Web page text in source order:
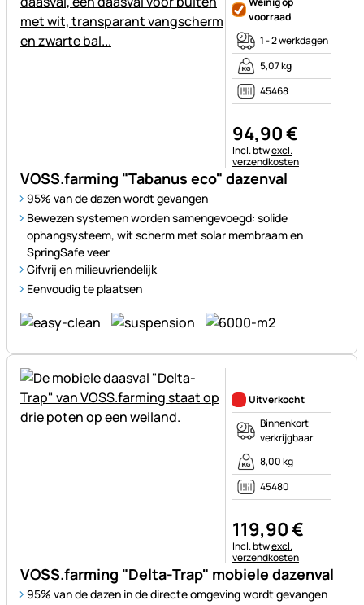
VOSS.farming "Tabanus eco" dazenval
95% van de dazen wordt gevangen
Bewezen systemen worden samengevoegd: solide
ophangsysteem, wit scherm met solar membraam en
SpringSafe veer
Gifvrij en milieuvriendelijk
Eenvoudig te plaatsen
voorraad
1 - 2 werkdagen
5,07 kg
45468
94,90€
Belastinginformatie:
Incl. btwexcl.
verzendkosten
VOSS.farming "Delta-Trap" mobiele dazenval
95% van de dazen in de directe omgeving wordt gevangen
Uitverkocht
Binnenkort
verkrijgbaar
8,00 kg
45480
119,90€
Belastinginformatie:
Incl. btwexcl.
verzendkosten